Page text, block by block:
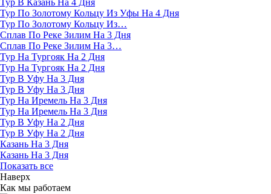
Тур В Казань На 4 Дня
Тур По Золотому Кольцу Из Уфы На 4 Дня
Тур По Золотому Кольцу Из…
Сплав По Реке Зилим На 3 Дня
Сплав По Реке Зилим На 3…
Тур На Тургояк На 2 Дня
Тур На Тургояк На 2 Дня
Тур В Уфу На 3 Дня
Тур В Уфу На 3 Дня
Тур На Иремель На 3 Дня
Тур На Иремель На 3 Дня
Тур В Уфу На 2 Дня
Тур В Уфу На 2 Дня
Казань На 3 Дня
Казань На 3 Дня
Показать все
Наверх
Как мы работаем